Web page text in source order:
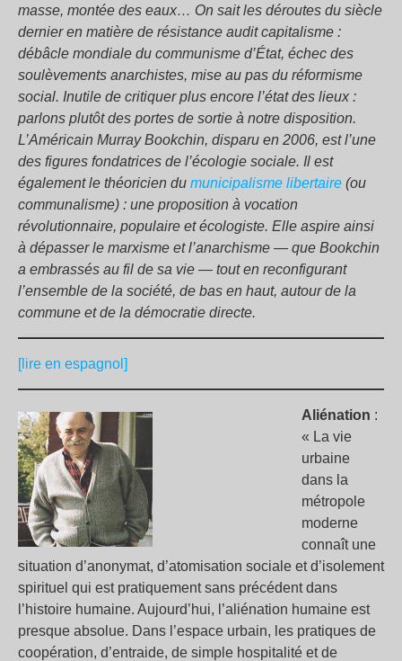
masse, montée des eaux… On sait les déroutes du siècle
dernier en matière de résistance audit capitalisme :
débâcle mondiale du communisme d’État, échec des
soulèvements anarchistes, mise au pas du réformisme
social. Inutile de critiquer plus encore l’état des lieux :
parlons plutôt des portes de sortie à notre disposition.
L’Américain Murray Bookchin, disparu en 2006, est l’une
des figures fondatrices de l’écologie sociale. Il est
également le théoricien du municipalisme libertaire (ou
communalisme) : une proposition à vocation
révolutionnaire, populaire et écologiste. Elle aspire ainsi
à dépasser le marxisme et l’anarchisme — que Bookchin
a embrassés au fil de sa vie — tout en reconfigurant
l’ensemble de la société, de bas en haut, autour de la
commune et de la démocratie directe.
[lire en espagnol]
Aliénation :
« La vie
urbaine
dans la
métropole
moderne
connaît une
situation d’anonymat, d’atomisation sociale et d’isolement
spirituel qui est pratiquement sans précédent dans
l’histoire humaine. Aujourd’hui, l’aliénation humaine est
presque absolue. Dans l’espace urbain, les pratiques de
coopération, d’entraide, de simple hospitalité et de